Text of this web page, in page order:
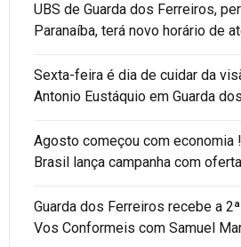
UBS de Guarda dos Ferreiros,
Paranaíba, terá novo horário de
Sexta-feira é dia de cuidar da
Antonio Eustáquio em Guarda
Agosto começou com economia
Brasil lança campanha com
Guarda dos Ferreiros recebe a
Vos Conformeis com Samuel